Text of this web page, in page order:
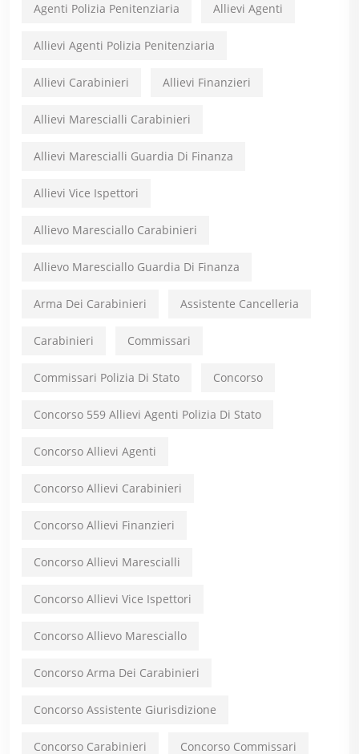
Agenti Polizia Penitenziaria Allievi Agenti
Allievi Agenti Polizia Penitenziaria
Allievi Carabinieri Allievi Finanzieri
Allievi Marescialli Carabinieri
Allievi Marescialli Guardia Di Finanza
Allievi Vice Ispettori
Allievo Maresciallo Carabinieri
Allievo Maresciallo Guardia Di Finanza
Arma Dei Carabinieri Assistente Cancelleria
Carabinieri Commissari
Commissari Polizia Di Stato Concorso
Concorso 559 Allievi Agenti Polizia Di Stato
Concorso Allievi Agenti
Concorso Allievi Carabinieri
Concorso Allievi Finanzieri
Concorso Allievi Marescialli
Concorso Allievi Vice Ispettori
Concorso Allievo Maresciallo
Concorso Arma Dei Carabinieri
Concorso Assistente Giurisdizione
Concorso Carabinieri Concorso Commissari